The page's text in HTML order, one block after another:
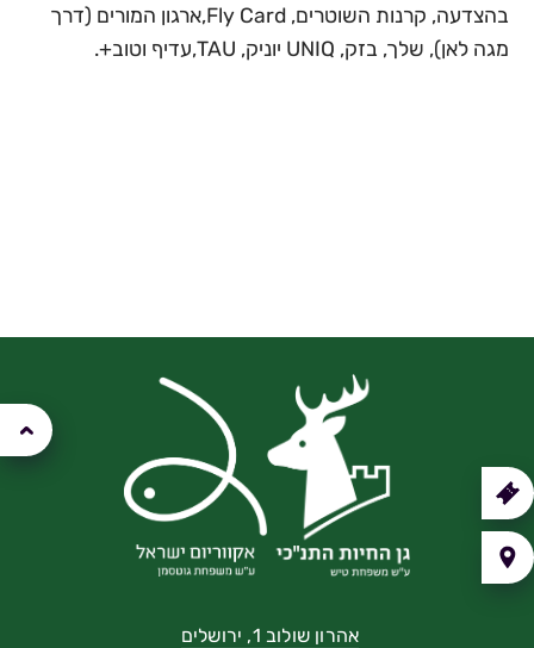
בהצדעה, קרנות השוטרים, Fly Card,ארגון המורים (דרך
מגה לאן), שלך, בזק, UNIQ יוניק, TAU,עדיף וטוב+.
אהרון שולוב 1, ירושלים
קנה
איך